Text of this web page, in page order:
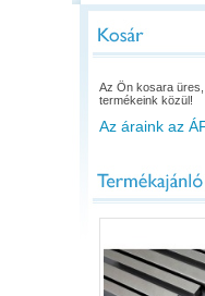
Az Ön kosara
termékeink közül!
Az áraink az